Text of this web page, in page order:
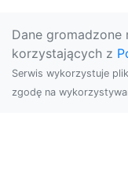
Dane
korzystających z
Serwis wykorzystuje
zgodę na